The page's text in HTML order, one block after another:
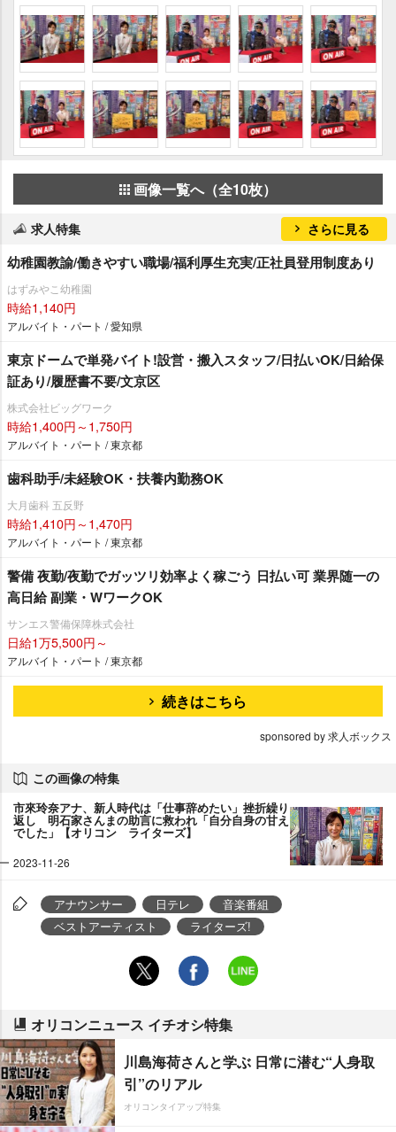
画像一覧へ（全10枚）
求人特集 さらに見る
幼稚園教諭/働きやすい職場/福利厚生充実/正社員登用制度あり
はずみやこ幼稚園
時給1,140円
アルバイト・パート / 愛知県
東京ドームで単発バイト!設営・搬入スタッフ/日払いOK/日給保
証あり/履歴書不要/文京区
株式会社ビッグワーク
時給1,400円～1,750円
アルバイト・パート / 東京都
歯科助手/未経験OK・扶養内勤務OK
大月歯科 五反野
時給1,410円～1,470円
アルバイト・パート / 東京都
警備 夜勤/夜勤でガッツリ効率よく稼ごう 日払い可 業界随一の
高日給 副業・WワークOK
サンエス警備保障株式会社
日給1万5,500円～
アルバイト・パート / 東京都
続きはこちら
sponsored by 求人ボックス
この画像の特集
市來玲奈アナ、新人時代は「仕事辞めたい」挫折繰り
返し 明石家さんまの助言に救われ「自分自身の甘え
でした」【オリコン ライターズ】
2023-11-26
アナウンサー 日テレ
音楽番組
ベストアーティスト
ライターズ!
オリコンニュース イチオシ特集
川島海荷さんと学ぶ 日常に潜む“人身取
引”のリアル
オリコンタイアップ特集